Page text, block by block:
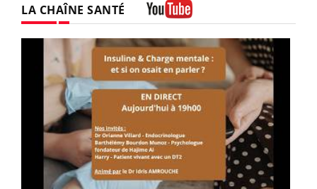
LA CHAÎNE SANTÉ